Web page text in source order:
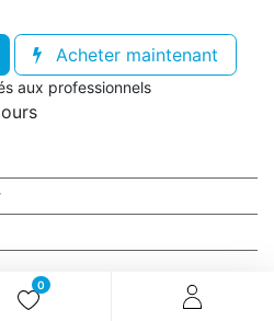
0
Acheter maintenant
aux professionnels
(standard)